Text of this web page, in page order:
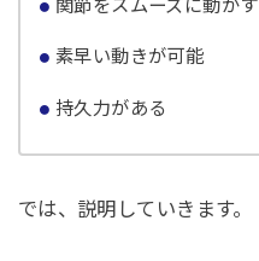
関節をスムーズに動かす
素早い動きが可能
持久力がある
では、説明していきます。